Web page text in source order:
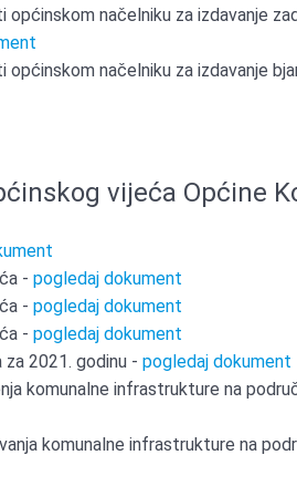
općinskom načelniku za izdavanje
općinskom načelniku za izdavanje
vijeća Općine
-pogledaj dokument
-pogledaj dokument
-pogledaj dokument
za 2021. godinu -pogledaj dokument
komunalne infrastrukture na
komunalne infrastrukture na